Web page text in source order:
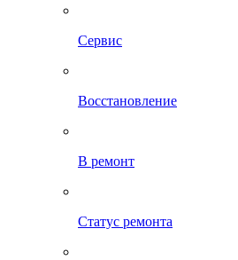
Сервис
Восстановление
В ремонт
Статус ремонта